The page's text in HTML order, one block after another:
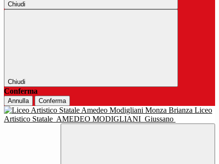
Chiudi
Chiudi
Conferma
Annulla Conferma
Liceo
Artistico Statale AMEDEO MODIGLIANI Giussano